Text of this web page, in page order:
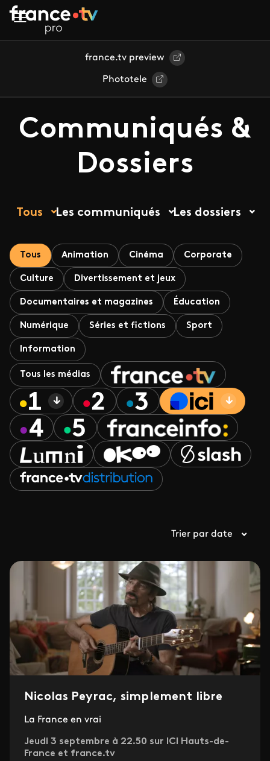
Aller au contenu principal
france.tv preview
Phototele
Communiqués &
Dossiers
Tous Les communiqués Les dossiers
Tous Animation Cinéma Corporate
Culture Divertissement et jeux
Documentaires et magazines Éducation
Numérique Séries et fictions Sport
Information
Tous les médias
Trier par date
Nicolas Peyrac, simplement libre
La France en vrai
Jeudi 3 septembre à 22.50 sur ICI Hauts-de-
France et france.tv